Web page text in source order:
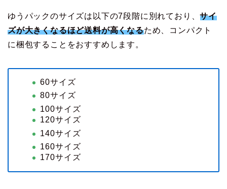
ゆうパックのサイズは以下の7段階に別れており、サイ
ズが大きくなるほど送料が高くなるため、コンパクト
に梱包することをおすすめします。
60サイズ
80サイズ
100サイズ
120サイズ
140サイズ
160サイズ
170サイズ